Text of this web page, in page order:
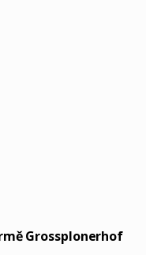
Grossplonerhof